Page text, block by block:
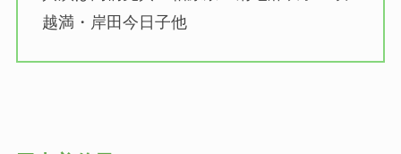
越満・岸田今日子他